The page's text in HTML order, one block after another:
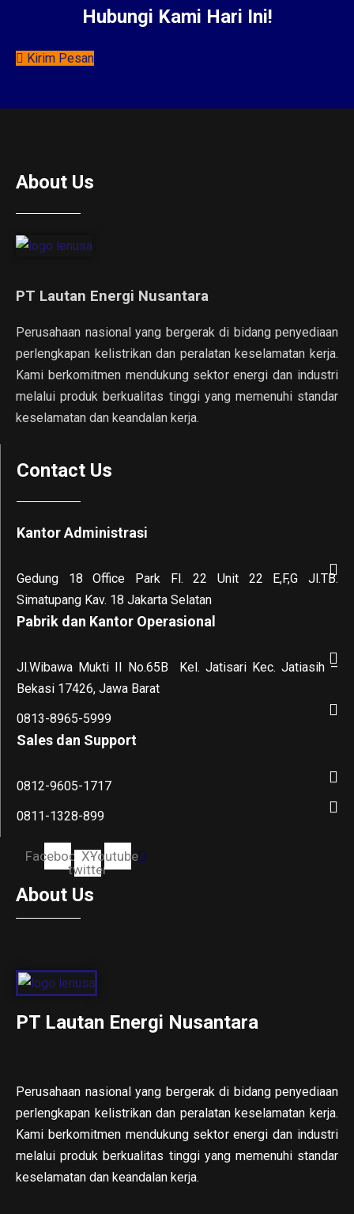
Hubungi Kami Hari Ini!
Kirim Pesan
About Us
PT Lautan Energi Nusantara
Perusahaan nasional yang bergerak di bidang penyediaan
perlengkapan kelistrikan dan peralatan keselamatan kerja.
Kami berkomitmen mendukung sektor energi dan industri
melalui produk berkualitas tinggi yang memenuhi standar
keselamatan dan keandalan kerja.
Contact Us
Kantor Administrasi
Gedung 18 Office Park Fl. 22 Unit 22 E,F,G Jl.TB.
Simatupang Kav. 18 Jakarta Selatan
Pabrik dan Kantor Operasional
Jl.Wibawa Mukti II No.65B
Kel. Jatisari Kec. Jatiasih –
Bekasi 17426, Jawa Barat
0813-8965-5999
Sales dan Support
0812-9605-1717
0811-1328-899
FacebookX-
twitter
Youtube
About Us
PT Lautan Energi Nusantara
Perusahaan nasional yang bergerak di bidang penyediaan
perlengkapan kelistrikan dan peralatan keselamatan kerja.
Kami berkomitmen mendukung sektor energi dan industri
melalui produk berkualitas tinggi yang memenuhi standar
keselamatan dan keandalan kerja.